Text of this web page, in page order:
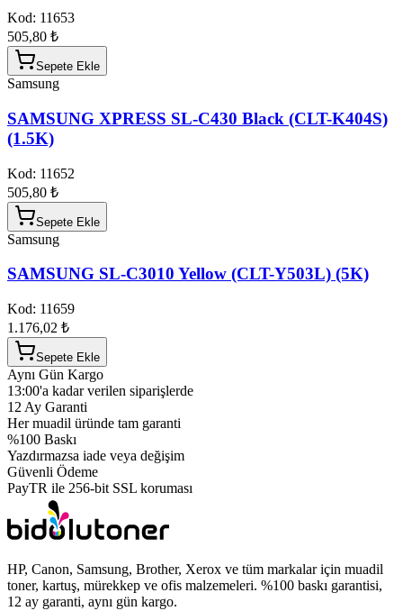
Kod: 11653
505,80 ₺
Sepete Ekle
Samsung
SAMSUNG XPRESS SL-C430 Black (CLT-K404S)
(1.5K)
Kod: 11652
505,80 ₺
Sepete Ekle
Samsung
SAMSUNG SL-C3010 Yellow (CLT-Y503L) (5K)
Kod: 11659
1.176,02 ₺
Sepete Ekle
Aynı Gün Kargo
13:00'a kadar verilen siparişlerde
12 Ay Garanti
Her muadil üründe tam garanti
%100 Baskı
Yazdırmazsa iade veya değişim
Güvenli Ödeme
PayTR ile 256-bit SSL koruması
HP, Canon, Samsung, Brother, Xerox ve tüm markalar için muadil
toner, kartuş, mürekkep ve ofis malzemeleri. %100 baskı garantisi,
12 ay garanti, aynı gün kargo.